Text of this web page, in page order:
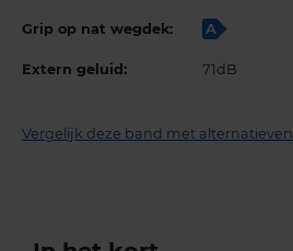
Grip op nat wegdek: A
Extern geluid: 71dB
Vergelijk deze band met alternatieven